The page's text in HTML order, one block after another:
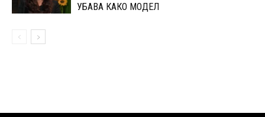
УБАВА КАКО МОДЕЛ